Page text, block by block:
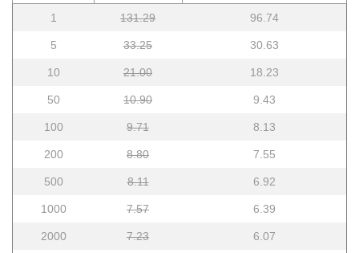
1
131.29 96.74
5 33.25 30.63
10 21.00 18.23
50 10.90 9.43
100 9.71 8.13
200 8.80 7.55
500 8.11 6.92
1000 7.57 6.39
2000 7.23 6.07